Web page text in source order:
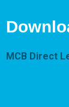
MCB Direct